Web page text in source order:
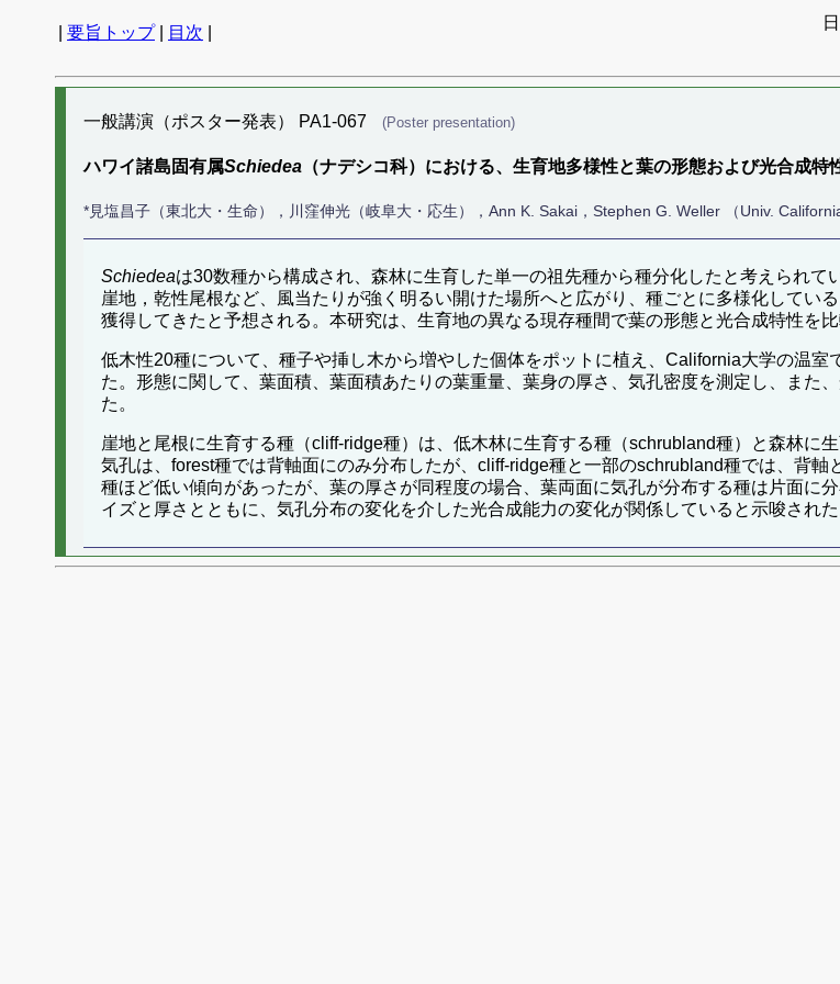
要旨トップ| 目次
一般講演（ポスター発表） PA1-067 (Poster presentation)
ハワイ諸島固有属Schiedea （ナデシコ科）における、生育地多様性と葉の形態および光合成特
*見塩昌子（東北大・生命），川窪伸光（岐阜大・応生），Ann K. Sakai，Stephen G. Weller （Univ.
Schiedeaは30数種から構成され、森林に生育した単一の祖先種から種分化したと考えられ
崖地，乾性尾根など、風当たりが強く明るい開けた場所へと広がり、種ごとに多様化してい
獲得してきたと予想される。本研究は、生育地の異なる現存種間で葉の形態と光合成特性を
低木性20種について、種子や挿し木から増やした個体をポットに植え、California大学の温
た。形態に関して、葉面積、葉面積あたりの葉重量、葉身の厚さ、気孔密度を測定し、また
た。
崖地と尾根に生育する種（cliff-ridge種）は、低木林に生育する種（schrubland種）と森林に
気孔は、forest種では背軸面にのみ分布したが、cliff-ridge種と一部のschrubland種では、背
種ほど低い傾向があったが、葉の厚さが同程度の場合、葉両面に気孔が分布する種は片面に
イズと厚さとともに、気孔分布の変化を介した光合成能力の変化が関係していると示唆された